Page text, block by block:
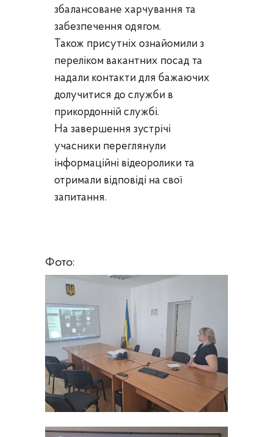
збалансоване харчування та
забезпечення одягом.
Також присутніх ознайомили з
переліком вакантних посад та
надали контакти для бажаючих
долучитися до служби в
прикордонній службі.
На завершення зустрічі
учасники переглянули
інформаційні відеоролики та
отримали відповіді на свої
запитання.
Фото: